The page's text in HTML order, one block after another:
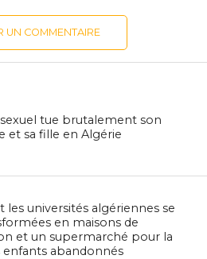
UN COMMENTAIRE
tue brutalement son
et sa fille en Algérie
les universités algériennes se
en maisons de
et un supermarché pour la
enfants abandonnés